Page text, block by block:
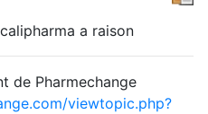
a raison
de Pharmechange
viewtopic.php?